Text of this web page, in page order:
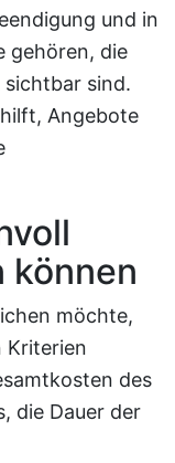
und in
gehören, die
sind.
Angebote
können
möchte,
Kriterien
des
die Dauer der